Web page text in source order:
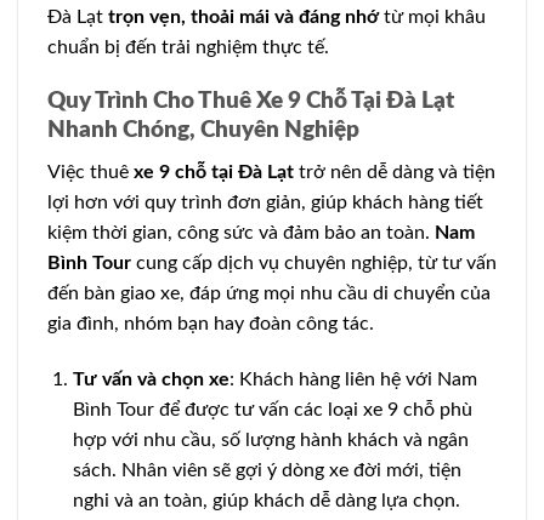
Đà Lạt trọn vẹn, thoải mái và đáng nhớtừ mọi khâu
chuẩn bị đến trải nghiệm thực tế.
Quy Trình Cho Thuê Xe 9 Chỗ Tại Đà Lạt
Nhanh Chóng, Chuyên Nghiệp
Việc thuê xe 9 chỗ tại Đà Lạt trở nên dễ dàng và tiện
lợi hơn với quy trình đơn giản, giúp khách hàng tiết
kiệm thời gian, công sức và đảm bảo an toàn. Nam
Bình Tour cung cấp dịch vụ chuyên nghiệp, từ tư vấn
đến bàn giao xe, đáp ứng mọi nhu cầu di chuyển của
gia đình, nhóm bạn hay đoàn công tác.
Tư vấn và chọn xe: Khách hàng liên hệ với Nam
Bình Tour để được tư vấn các loại xe 9 chỗ phù
hợp với nhu cầu, số lượng hành khách và ngân
sách. Nhân viên sẽ gợi ý dòng xe đời mới, tiện
nghi và an toàn, giúp khách dễ dàng lựa chọn.